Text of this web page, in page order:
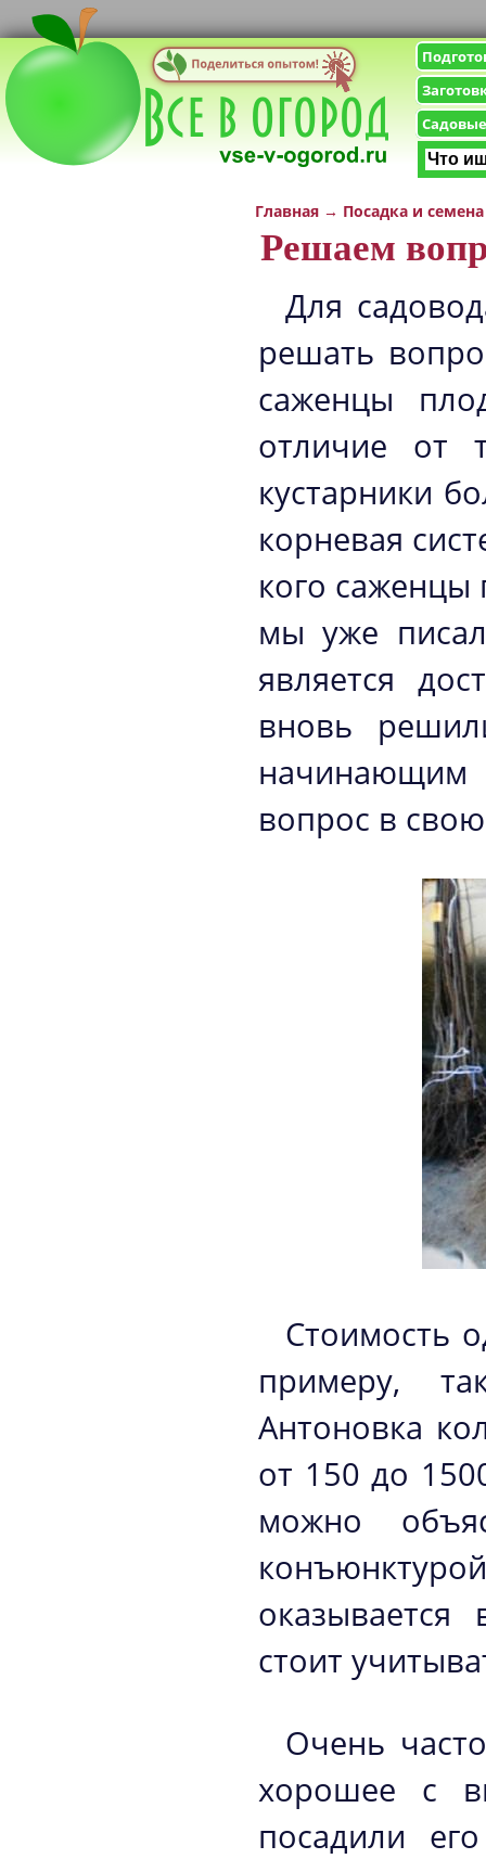
Главная → Посадка и семена
Решаем
Для
решать
саженцы
отличие от
кустарники
корневая
кого
мы уже
является
вновь
вопрос в
Стоимость
примеру,
Антоновка
от 150 до
можно
стоит
Очень
хорошее с
посадили